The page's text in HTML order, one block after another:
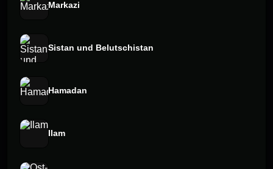
Markazi
Sistan und Belutschistan
Hamadan
Ilam